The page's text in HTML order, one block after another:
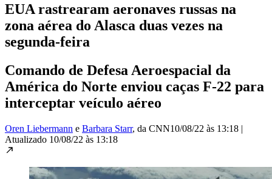
EUA rastrearam aeronaves russas na
zona aérea do Alasca duas vezes na
segunda-feira
Comando de Defesa Aeroespacial da
América do Norte enviou caças F-22 para
interceptar veículo aéreo
Oren Liebermann e Barbara Starr, da CNN10/08/22 às 13:18 |
Atualizado 10/08/22 às 13:18